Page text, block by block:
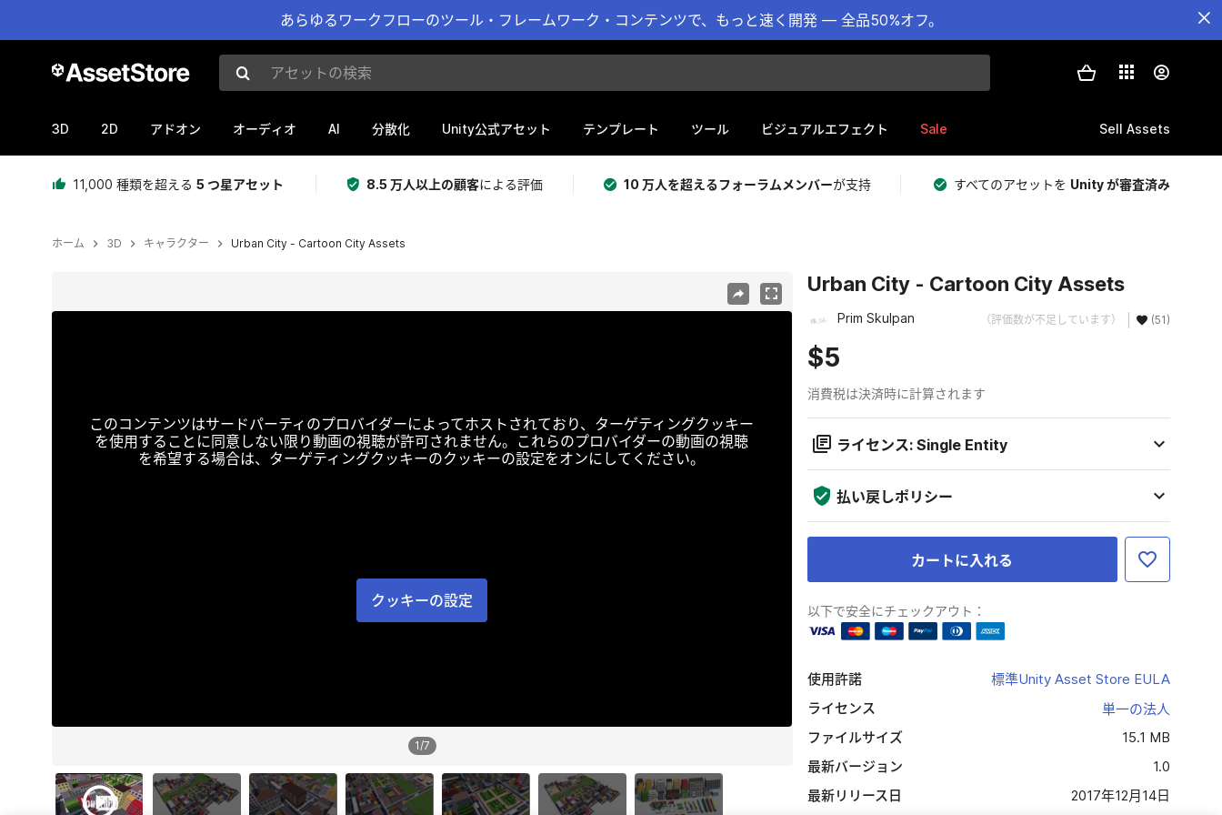
あらゆるワークフローのツール・フレームワーク・コンテンツで、もっと速く開発 — 全品50%オフ。
アセットの検索
3D 2D アドオン オーディオ AI 分散化 Unity公式アセット テンプレート ツール ビジュアルエフェクト Sale Sell Assets
11,000 種類を超える 5 つ星アセット 8.5 万人以上の顧客による評価 10 万人を超えるフォーラムメンバーが支持 すべてのアセットを Unity が審査済み
ホーム 3D キャラクター Urban City - Cartoon City Assets
このコンテンツはサードパーティのプロバイダーによってホストされており、ターゲティングクッキー
を使用することに同意しない限り動画の視聴が許可されません。これらのプロバイダーの動画の視聴
を希望する場合は、ターゲティングクッキーのクッキーの設定をオンにしてください。
クッキーの設定
1/7
Urban City - Cartoon City Assets
Prim Skulpan （評価数が不足しています） (51)
$5
消費税は決済時に計算されます
ライセンス: Single Entity
払い戻しポリシー
カートに入れる
以下で安全にチェックアウト：
使用許諾
標準Unity Asset Store EULA
ライセンス
単一の法人
ファイルサイズ
15.1 MB
最新バージョン
1.0
最新リリース日
2017年12月14日